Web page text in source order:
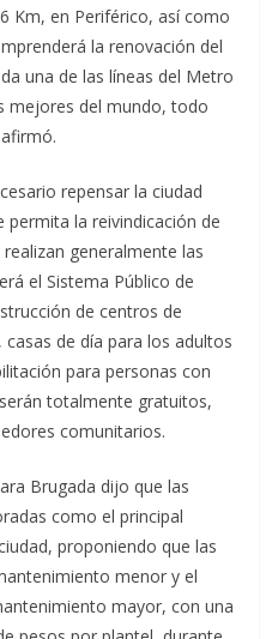
Km, en Periférico, así como
la renovación del
una de las líneas del Metro
mejores del mundo, todo
repensar la ciudad
la reivindicación de
generalmente las
el Sistema Público de
de centros de
de día para los adultos
para personas con
totalmente gratuitos,
comunitarios.
Brugada dijo que las
como el principal
proponiendo que las
menor y el
mayor, con una